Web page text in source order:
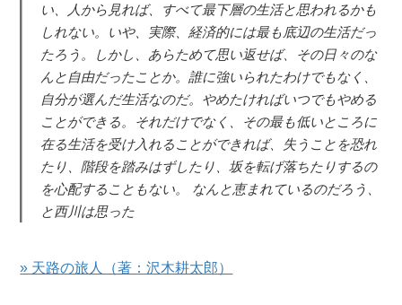
い、人から見れば、すべて最下層の生活と思われるかも
しれない。いや、実際、経済的には最も底辺の生活だっ
たろう。しかし、あらためて思い返せば、その日々のな
んと自由だったことか。誰に強いられたわけでもなく、
自分が選んだ生活なのだ。やめたければいつでもやめる
ことができる。それだけでなく、その最も低いところに
在る生活を受け入れることができれば、失うことを恐れ
たり、階段を踏みはずしたり、坂を転げ落ちたりするの
を心配することもない。 なんと恵まれているのだろう、
と西川は思った
» 天路の旅人（著：沢木耕太郎）